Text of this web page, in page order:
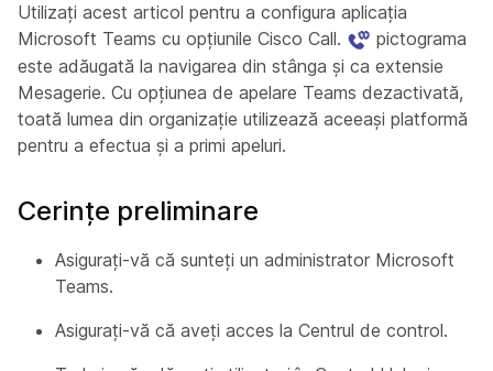
Utilizați acest articol pentru a configura aplicația
Microsoft Teams cu opțiunile Cisco Call.
pictograma
este adăugată la navigarea din stânga şi ca extensie
Mesagerie. Cu opțiunea de apelare Teams dezactivată,
toată lumea din organizație utilizează aceeași platformă
pentru a efectua și a primi apeluri.
Cerințe preliminare
Asigurați-vă că sunteți un administrator Microsoft
Teams.
Asigurați-vă că aveți acces la Centrul de control.